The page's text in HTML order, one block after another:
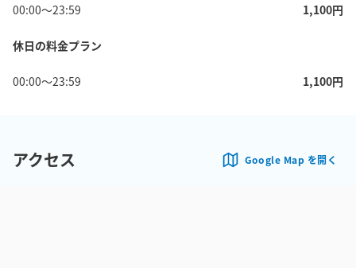
00:00〜23:59 1,100円
休日の料金プラン
00:00〜23:59 1,100円
アクセス Google Map を開く